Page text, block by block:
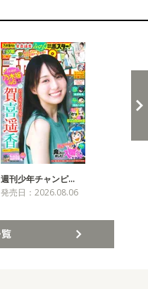
週刊少年チャンピ…
発売日：2026.08.06